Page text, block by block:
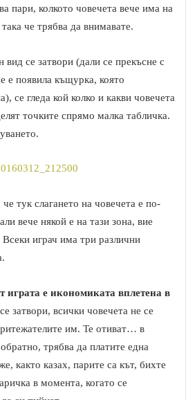
пари, колкото човечета вече има на
че трябва да внимавате.
вид се затвори (дали се прекъсне с
е появила къщурка, която
се гледа кой колко и какви човечета
точките спрямо малка табличка.
тук слагането на човечета е по-
вече някой е на тази зона, вие
играч има три различни
играта е икономиката вплетена в
затвори, всички човечета не се
им. Те отиват… в
трябва да платите една
както казах, парите са кът, бихте
в момента, когато се